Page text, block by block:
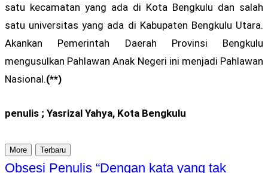
satu kecamatan yang ada di Kota Bengkulu dan salah
satu universitas yang ada di Kabupaten Bengkulu Utara.
Akankan Pemerintah Daerah Provinsi Bengkulu
mengusulkan Pahlawan Anak Negeri ini menjadi Pahlawan
Nasional.(**)
penulis ; Yasrizal Yahya, Kota Bengkulu
More Terbaru
Obsesi Penulis “Dengan kata yang tak